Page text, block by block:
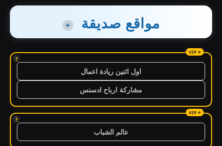
مواقع صديقة +
!
اول اثنين ريادة اعمال
مشاركة ارباح ادسنس
!
عالم الشباب